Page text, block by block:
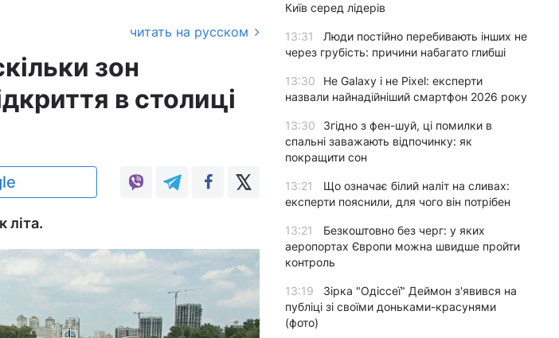
читать на русском
зон
в столиці
літа.
Київ серед лідерів
13:31
Люди постійно перебивають інших не
через грубість: причини набагато глибші
13:30
Не Galaxy і не Pixel: експерти
назвали найнадійніший смартфон 2026 року
13:30
Згідно з фен-шуй, ці помилки в
спальні заважають відпочинку: як
покращити сон
13:21
Що означає білий наліт на сливах:
експерти пояснили, для чого він потрібен
13:21
Безкоштовно без черг: у яких
аеропортах Європи можна швидше пройти
контроль
13:19
Зірка "Одіссеї" Деймон з'явився на
публіці зі своїми доньками-красунями
(фото)